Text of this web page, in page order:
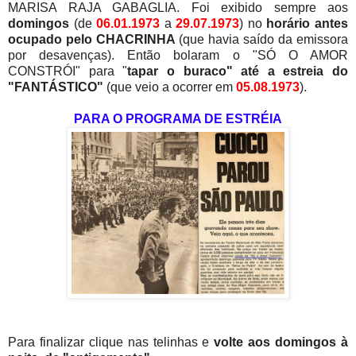
MARISA RAJA GABAGLIA. Foi exibido sempre aos
domingos (de06.01.1973 a29.07.1973) no horário antes
ocupado pelo CHACRINHA (que havia saído da emissora
por desavenças). Então bolaram o "SÓ O AMOR
CONSTRÓI" para "tapar o buraco" até a estreia do
"FANTÁSTICO" (que veio a ocorrer em 05.08.1973).
PARA O PROGRAMA DE ESTRÉIA
Para finalizar clique nas telinhas evolte aos domingos à